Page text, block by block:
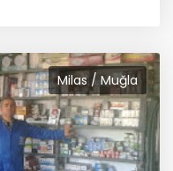
Milas / Muğla